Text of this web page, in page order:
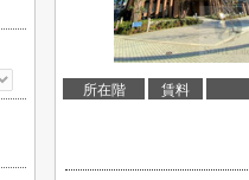
所在階 賃料